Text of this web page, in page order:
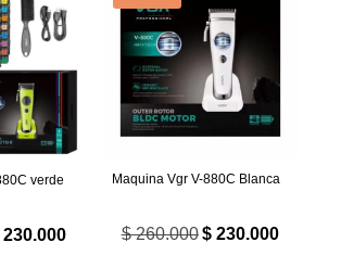
verde
230.000
Maquina Vgr V-880C Blanca
$260.000 El
precio
$230.000El